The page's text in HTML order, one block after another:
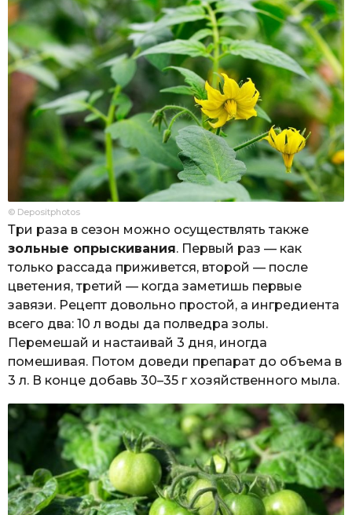
© Depositphotos
Три раза в сезон можно осуществлять также
зольные опрыскивания. Первый раз — как
только рассада приживется, второй — после
цветения, третий — когда заметишь первые
завязи. Рецепт довольно простой, а ингредиента
всего два: 10 л воды да полведра золы.
Перемешай и настаивай 3 дня, иногда
помешивая. Потом доведи препарат до объема в
3 л. В конце добавь 30–35 г хозяйственного мыла.